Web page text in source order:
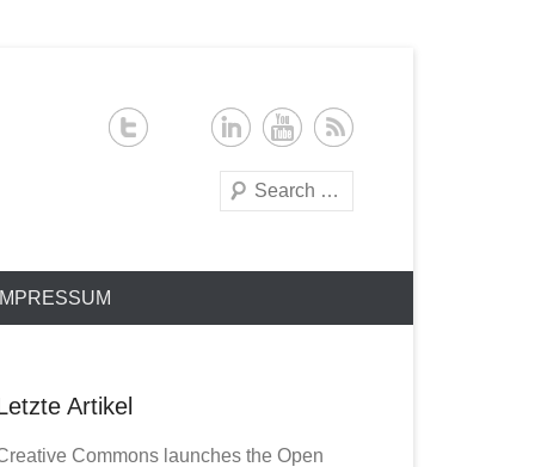
Search
IMPRESSUM
Artikel
Commons launches the Open